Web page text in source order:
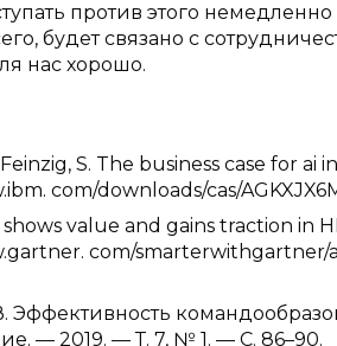
против этого
будет связано с
нас хорошо.
S. The business case for
com/downloads/cas/
shows value and gains traction
com/
Эффективность
— 2019. — Т. 7, № 1. — С. 86–90.